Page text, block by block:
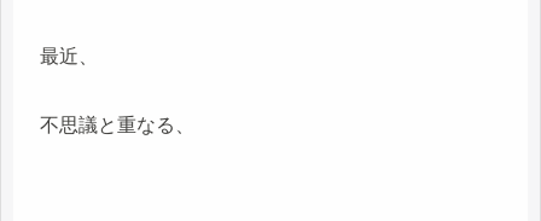
最近、
不思議と重なる、